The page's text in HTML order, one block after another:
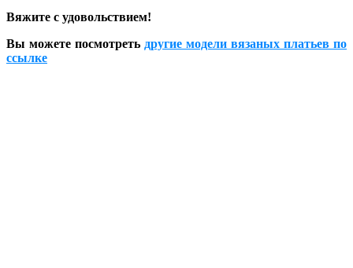
Вяжите с удовольствием!
Вы можете посмотреть другие модели вязаных платьев по
ссылке